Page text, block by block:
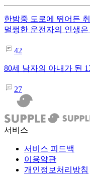
한밤중 도로에 뛰어든
멀쩡한 운전자의 인생
42
80세 남자의 아내가 된
27
서비스
서비스 피드백
이용약관
개인정보처리방침